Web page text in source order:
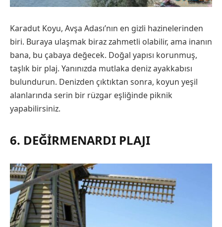
Karadut Koyu, Avşa Adası’nın en gizli hazinelerinden
biri. Buraya ulaşmak biraz zahmetli olabilir, ama inanın
bana, bu çabaya değecek. Doğal yapısı korunmuş,
taşlık bir plaj. Yanınızda mutlaka deniz ayakkabısı
bulundurun. Denizden çıktıktan sonra, koyun yeşil
alanlarında serin bir rüzgar eşliğinde piknik
yapabilirsiniz.
6. DEĞIRMENARDI PLAJI